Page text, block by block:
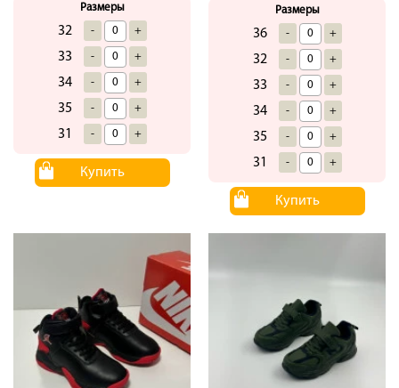
Размеры
32 - +
33 - +
34 - +
35 - +
31 - +
Купить
Размеры
36 - +
32 - +
33 - +
34 - +
35 - +
31 - +
Купить